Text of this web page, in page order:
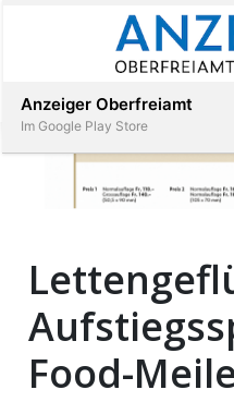
Veranstaltungen
Stellen
Food-
Anzeiger Oberfreiamt
Im Google Play Store